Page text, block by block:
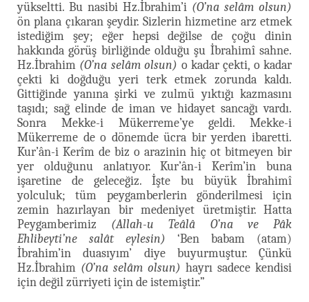
yükseltti. Bu nasibi Hz.İbrahim’i (O’na selâm olsun)
ön plana çıkaran şeydir. Sizlerin hizmetine arz etmek
istediğim şey; eğer hepsi değilse de çoğu dinin
hakkında görüş birliğinde olduğu şu İbrahimî sahne.
Hz.İbrahim (O’na selâm olsun) o kadar çekti, o kadar
çekti ki doğduğu yeri terk etmek zorunda kaldı.
Gittiğinde yanına şirki ve zulmü yıktığı kazmasını
taşıdı; sağ elinde de iman ve hidayet sancağı vardı.
Sonra Mekke-i Mükerreme’ye geldi. Mekke-i
Mükerreme de o dönemde ücra bir yerden ibaretti.
Kur’ân-i Kerîm de biz o arazinin hiç ot bitmeyen bir
yer olduğunu anlatıyor. Kur’ân-i Kerîm’in buna
işaretine de geleceğiz. İşte bu büyük İbrahimî
yolculuk; tüm peygamberlerin gönderilmesi için
zemin hazırlayan bir medeniyet üretmiştir. Hatta
Peygamberimiz (Allah-u Teâlâ O’na ve Pâk
Ehlibeyti’ne salât eylesin) ‘Ben babam (atam)
İbrahim’in duasıyım’ diye buyurmuştur. Çünkü
Hz.İbrahim (O’na selâm olsun) hayrı sadece kendisi
için değil zürriyeti için de istemiştir.”